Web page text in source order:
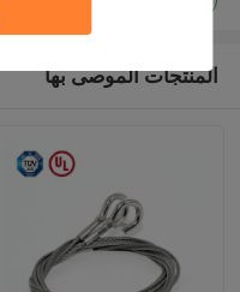
المنتجات الموصى بها